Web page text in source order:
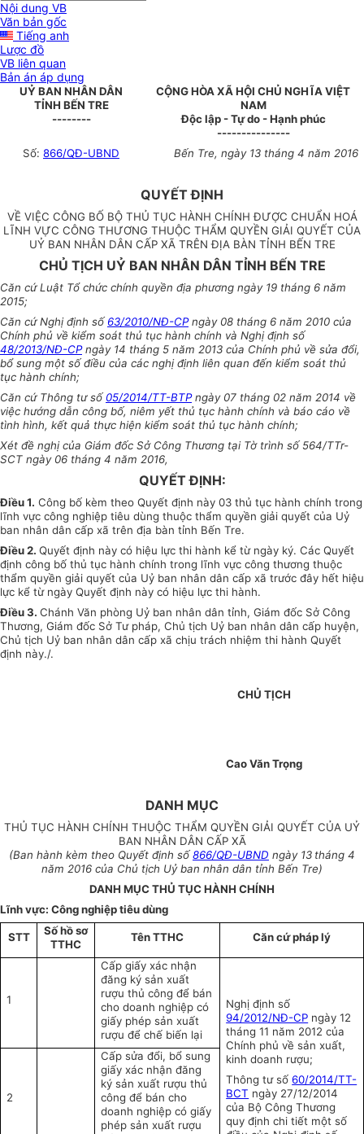
Nội dung VB
Văn bản gốc
Tiếng anh
Lược đồ
VB liên quan
Bản án áp dụng
UỶ BAN NHÂN DÂN
TỈNH BẾN TRE
--------
CỘNG HÒA XÃ HỘI CHỦ NGHĨA VIỆT
NAM
Độc lập - Tự do - Hạnh phúc
---------------
Số: 866/QĐ-UBND Bến Tre, ngày 13 tháng 4 năm 2016
QUYẾT ĐỊNH
VỀ VIỆC CÔNG BỐ BỘ THỦ TỤC HÀNH CHÍNH ĐƯỢC CHUẨN HOÁ
LĨNH VỰC CÔNG THƯƠNG THUỘC THẨM QUYỀN GIẢI QUYẾT CỦA
UỶ BAN NHÂN DÂN CẤP XÃ TRÊN ĐỊA BÀN TỈNH BẾN TRE
CHỦ TỊCH UỶ BAN NHÂN DÂN TỈNH BẾN TRE
Căn cứ Luật Tổ chức chính quyền địa phương ngày 19 tháng 6 năm
2015;
Căn cứ Nghị định số 63/2010/NĐ-CPngày 08 tháng 6 năm 2010 của
Chính phủ về kiểm soát thủ tục hành chính và Nghị định số
48/2013/NĐ-CPngày 14 tháng 5 năm 2013 của Chính phủ về sửa đổi,
bổ sung một số điều của các nghị định liên quan đến kiểm soát thủ
tục hành chính;
Căn cứ Thông tư số 05/2014/TT-BTPngày 07 tháng 02 năm 2014 về
việc hướng dẫn công bố, niêm yết thủ tục hành chính và báo cáo về
tình hình, kết quả thực hiện kiểm soát thủ tục hành chính;
Xét đề nghị của Giám đốc Sở Công Thương tại Tờ trình số 564/TTr-
SCT ngày 06 tháng 4 năm 2016,
QUYẾT ĐỊNH:
Điều 1. Công bố kèm theo Quyết định này 03 thủ tục hành chính trong
lĩnh vực công nghiệp tiêu dùng thuộc thẩm quyền giải quyết của Uỷ
ban nhân dân cấp xã trên địa bàn tỉnh Bến Tre.
Điều 2. Quyết định này có hiệu lực thi hành kể từ ngày ký. Các Quyết
định công bố thủ tục hành chính trong lĩnh vực công thương thuộc
thẩm quyền giải quyết của Uỷ ban nhân dân cấp xã trước đây hết hiệu
lực kể từ ngày Quyết định này có hiệu lực thi hành.
Điều 3. Chánh Văn phòng Uỷ ban nhân dân tỉnh, Giám đốc Sở Công
Thương, Giám đốc Sở Tư pháp, Chủ tịch Uỷ ban nhân dân cấp huyện,
Chủ tịch Uỷ ban nhân dân cấp xã chịu trách nhiệm thi hành Quyết
định này./.
CHỦ TỊCH
Cao Văn Trọng
DANH MỤC
THỦ TỤC HÀNH CHÍNH THUỘC THẨM QUYỀN GIẢI QUYẾT CỦA UỶ
BAN NHÂN DÂN CẤP XÃ
(Ban hành kèm theo Quyết định số866/QĐ-UBND ngày 13 tháng 4
năm 2016 của Chủ tịch Uỷ ban nhân dân tỉnh Bến Tre)
DANH MỤC THỦ TỤC HÀNH CHÍNH
Lĩnh vực: Công nghiệp tiêu dùng
STT
Số hồ sơ
TTHC
Tên TTHC Căn cứ pháp lý
1
Cấpgiấy xác nhận
đăng ký sản xuất
rượu thủ công để bán
cho doanh nghiệp có
giấy phép sản xuất
rượu để chế biến lại
Nghị định số
94/2012/NĐ-CP ngày 12
tháng 11 năm 2012 của
Chính phủ về sản xuất,
kinh doanh rượu;
Thông tư số60/2014/TT-
BCT ngày 27/12/2014
của Bộ Công Thương
quy định chi tiết một số
2
Cấp sửa đổi, bổ sung
giấy xác nhận đăng
ký sản xuất rượu thủ
công để bán cho
doanh nghiệp có giấy
phép sản xuất rượu